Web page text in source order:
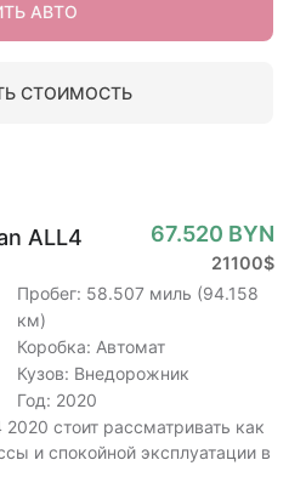
АВТО
СТОИМОСТЬ
ALL4
67.520 BYN
21100$
Пробег: 58.507 миль (94.158
км)
Коробка: Автомат
Кузов: Внедорожник
Год: 2020
стоит рассматривать как
и спокойной эксплуатации в